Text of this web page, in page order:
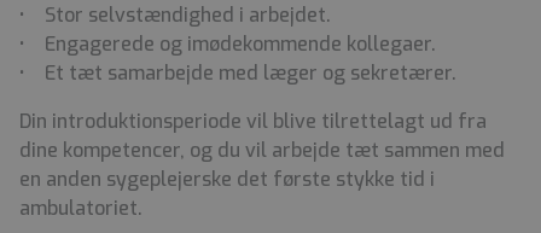
• Stor selvstændighed i arbejdet.
• Engagerede og imødekommende kollegaer.
• Et tæt samarbejde med læger og sekretærer.
Din introduktionsperiode vil blive tilrettelagt ud fra
dine kompetencer, og du vil arbejde tæt sammen med
en anden sygeplejerske det første stykke tid i
ambulatoriet.